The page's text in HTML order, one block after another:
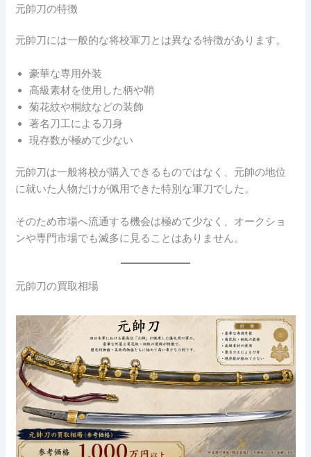
元帥刀の特徴
元帥刀には一般的な将校軍刀とは異なる特徴があります。
豪華な専用外装
高級素材を使用した柄や鞘
菊花紋や桐紋などの装飾
著名刀工による刀身
現存数が極めて少ない
元帥刀は一般将校が購入できるものではなく、元帥の地位
に就いた人物だけが佩用できた特別な軍刀でした。
そのため市場へ流通する機会は極めて少なく、オークショ
ンや専門市場でも滅多に見ることはありません。
元帥刀の買取相場